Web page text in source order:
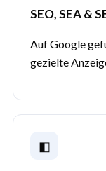
SEO, SEA &
Auf Google
gezielte
◧